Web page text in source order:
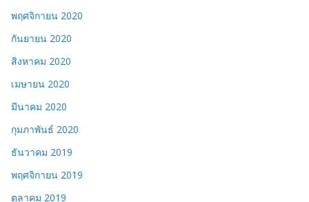
พฤศจิกายน 2020
กันยายน 2020
สิงหาคม 2020
เมษายน 2020
มีนาคม 2020
กุมภาพันธ์ 2020
ธันวาคม 2019
พฤศจิกายน 2019
ตุลาคม 2019